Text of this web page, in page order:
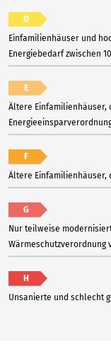
D
Einfamilienhäuser und
Energiebedarf zwischen
E
Ältere Einfamilienhäuser,
F
Ältere Einfamilienhäuser,
G
Nur teilweise
Wärmeschutzverordnung
H
Unsanierte und schlecht